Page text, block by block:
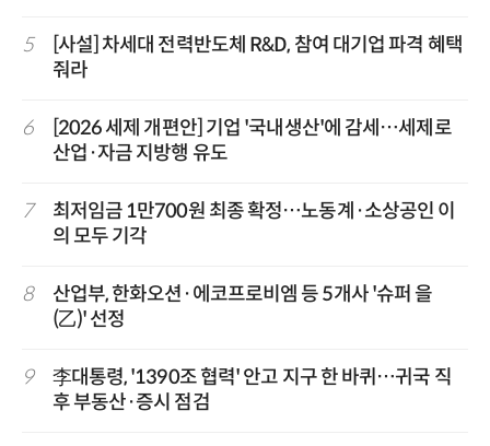
5
[사설] 차세대 전력반도체 R&D, 참여 대기업 파격 혜택
줘라
6
[2026 세제 개편안] 기업 '국내생산'에 감세…세제로
산업·자금 지방행 유도
7
최저임금 1만700원 최종 확정…노동계·소상공인 이
의 모두 기각
8
산업부, 한화오션·에코프로비엠 등 5개사 '슈퍼 을
(乙)' 선정
9
李대통령, '1390조 협력' 안고 지구 한 바퀴…귀국 직
후 부동산·증시 점검